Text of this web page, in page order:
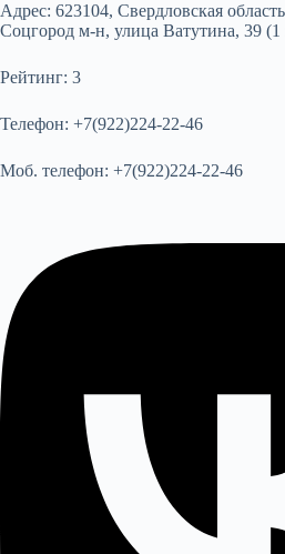
Адрес: 623104, Свердловская
Соцгород м-н, улица Ватутина, 39 (1
Рейтинг: 3
Телефон: +7(922)224-22-46
Моб. телефон: +7(922)224-22-46